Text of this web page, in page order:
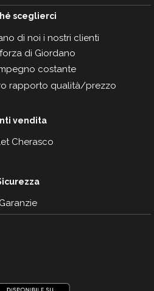
sceglierci
di noi i nostri clienti
di Giordano
costante
rapporto qualità/prezzo
vendita
Cherasco
Garanzie